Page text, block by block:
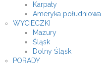
Karpaty
Ameryka południowa
WYCIECZKI
Mazury
Śląsk
Dolny Śląsk
PORADY